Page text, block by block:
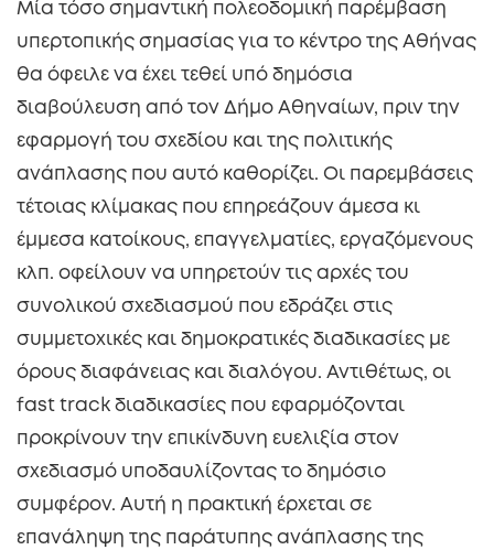
Μία τόσο σημαντική πολεοδομική παρέμβαση
υπερτοπικής σημασίας για το κέντρο της Αθήνας
θα όφειλε να έχει τεθεί υπό δημόσια
διαβούλευση από τον Δήμο Αθηναίων, πριν την
εφαρμογή του σχεδίου και της πολιτικής
ανάπλασης που αυτό καθορίζει. Οι παρεμβάσεις
τέτοιας κλίμακας που επηρεάζουν άμεσα κι
έμμεσα κατοίκους, επαγγελματίες, εργαζόμενους
κλπ. οφείλουν να υπηρετούν τις αρχές του
συνολικού σχεδιασμού που εδράζει στις
συμμετοχικές και δημοκρατικές διαδικασίες με
όρους διαφάνειας και διαλόγου. Αντιθέτως, οι
fast track διαδικασίες που εφαρμόζονται
προκρίνουν την επικίνδυνη ευελιξία στον
σχεδιασμό υποδαυλίζοντας το δημόσιο
συμφέρον. Αυτή η πρακτική έρχεται σε
επανάληψη της παράτυπης ανάπλασης της